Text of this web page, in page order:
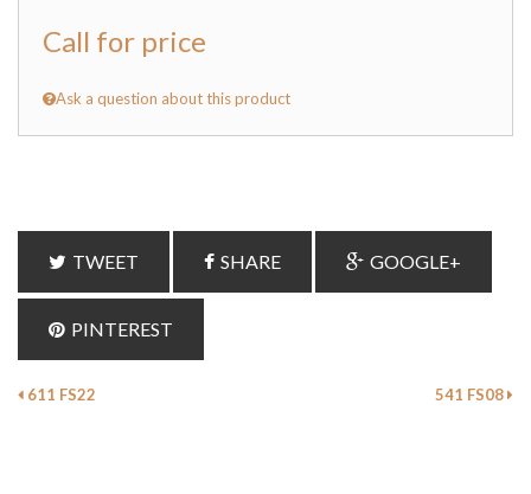
Call for price
Ask a question about this product
TWEET SHARE GOOGLE+
PINTEREST
611 FS22 541 FS08